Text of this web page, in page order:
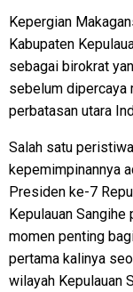
Kepergian
Kabupaten
sebagai birokrat
sebelum dipercaya
perbatasan utara
Salah satu
kepemimpinannya
Presiden ke-7
Kepulauan Sangihe
momen penting
pertama kalinya
wilayah Kepulauan